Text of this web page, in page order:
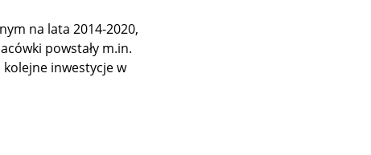
na lata 2014-2020,
powstały m.in.
inwestycje w